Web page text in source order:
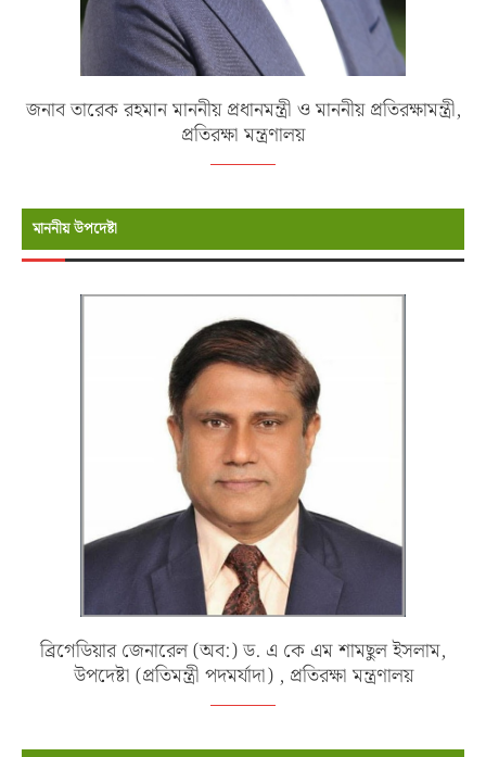
জনাব তারেক রহমান মাননীয় প্রধানমন্ত্রী ও মাননীয় প্রতিরক্ষামন্ত্রী,
প্রতিরক্ষা মন্ত্রণালয়
মাননীয় উপদেষ্টা
ব্রিগেডিয়ার জেনারেল (অব:) ড. এ কে এম শামছুল ইসলাম,
উপদেষ্টা (প্রতিমন্ত্রী পদমর্যাদা) , প্রতিরক্ষা মন্ত্রণালয়